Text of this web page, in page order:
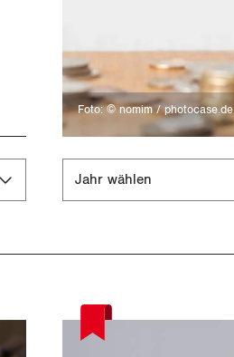
Foto: © nomim / photocase.de
Jahr wählen